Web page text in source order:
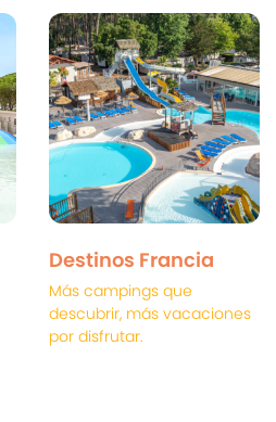
Destinos Francia
Más campings que
descubrir, más vacaciones
por disfrutar.